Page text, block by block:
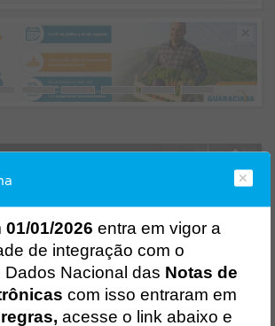
Por favor, aguarde...
OU
Cadastre-se| Recuperar Senha
01/01/2026 entra em vigor a
de integração com o
Dados Nacional das Notas de
com isso entraram em
acesse o link abaixo e